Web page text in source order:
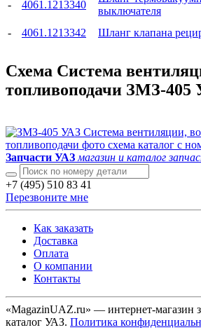
-
4061.1213340
выключателя
-
4061.1213342 Шланг клапана
Схема Система
топливоподачи ЗМЗ-405
Запчасти УАЗ магазин и каталог
+7 (495) 510 83 41
Перезвоните мне
Как заказать
Доставка
Оплата
О компании
Контакты
«MagazinUAZ.ru» — интернет-магазин
каталог УАЗ. Политика